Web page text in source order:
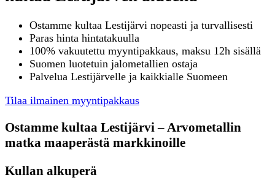
Ostamme kultaa Lestijärvi nopeasti ja turvallisesti
Paras hinta hintatakuulla
100% vakuutettu myyntipakkaus, maksu 12h sisällä
Suomen luotetuin jalometallien ostaja
Palvelua Lestijärvelle ja kaikkialle Suomeen
Tilaa ilmainen myyntipakkaus
Ostamme kultaa Lestijärvi – Arvometallin
matka maaperästä markkinoille
Kullan alkuperä